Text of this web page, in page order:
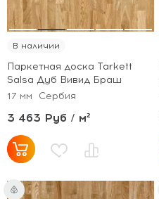
В наличии
Паркетная доска Tarkett
Salsa Дуб Вивид Браш
17 мм
Сербия
3 463 Руб / м²